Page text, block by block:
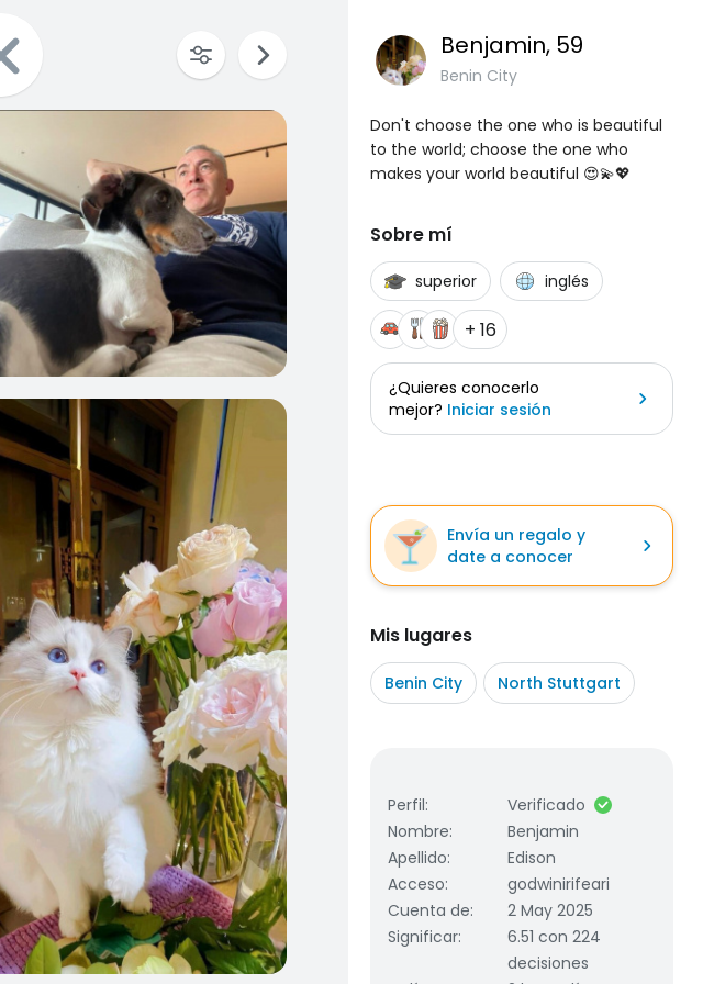
0
Benjamin, 59
Benin City
Don't choose the one who is beautiful
to the world; choose the one who
makes your world beautiful 😍💫💖
Sobre mí
superior inglés
+ 16
¿Quieres conocerlo
mejor? Iniciar sesión
Envía un regalo y
date a conocer
Mis lugares
Benin City North Stuttgart
Perfil:
Verificado
Nombre:
Benjamin
Apellido:
Edison
Acceso:
godwinirifeari
Cuenta de:
2 May 2025
Significar:
6.51 con 224
decisiones